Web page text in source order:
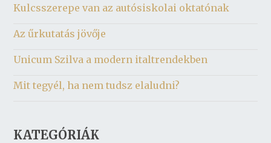
Kulcsszerepe van az autósiskolai oktatónak
Az űrkutatás jövője
Unicum Szilva a modern italtrendekben
Mit tegyél, ha nem tudsz elaludni?
KATEGÓRIÁK